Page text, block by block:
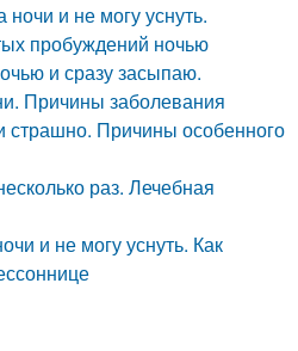
и не могу уснуть.
пробуждений ночью
и сразу засыпаю.
Причины заболевания
Причины особенного
раз. Лечебная
и не могу уснуть. Как